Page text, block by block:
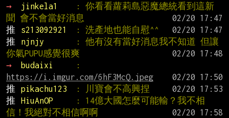
→
jinkela1
: 你看看蘿莉島惡魔總統看到這新
聞 會不會當好消息
推
s213092921 : 洗產地也能自慰^^
推
njnjy
: 他有沒有當好消息我不知道 但讓
你氣PUPU感覺很爽
→
budaixi
https://i.imgur.com/6hF3McQ.jpeg
推
pikachu123 : 川寶會不高興捏
推
HiuAnOP
: 14億大國怎麼可能輸？我不相
信！我絕對不相信啊啊